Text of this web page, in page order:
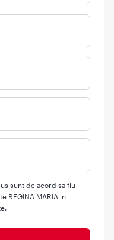
sunt de acord sa fiu
REGINA MARIA in